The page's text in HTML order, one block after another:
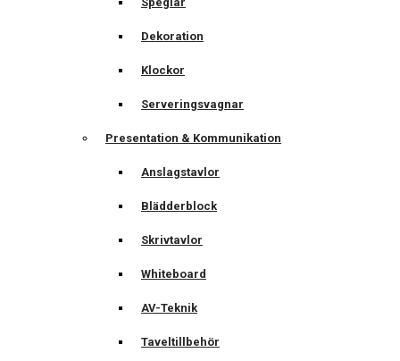
Dekoration
Klockor
Serveringsvagnar
Presentation & Kommunikation
Anslagstavlor
Blädderblock
Skrivtavlor
Whiteboard
AV-Teknik
Taveltillbehör